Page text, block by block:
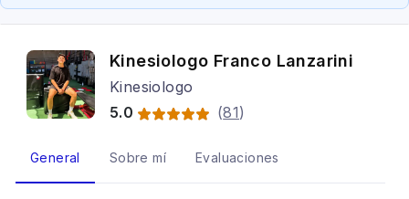
Kinesiologo Franco Lanzarini
Kinesiologo
5.0
(81)
General Sobre mí Evaluaciones